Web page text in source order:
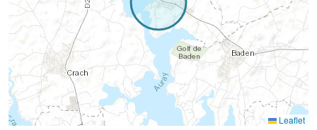
Leaflet